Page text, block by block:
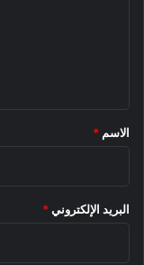
*
الاسم *
البريد الإلكتروني *